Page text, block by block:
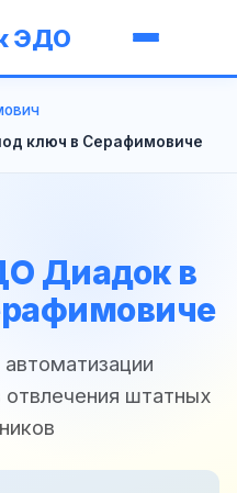
ЭДО
ключ в Серафимовиче
Диадок в
штатных